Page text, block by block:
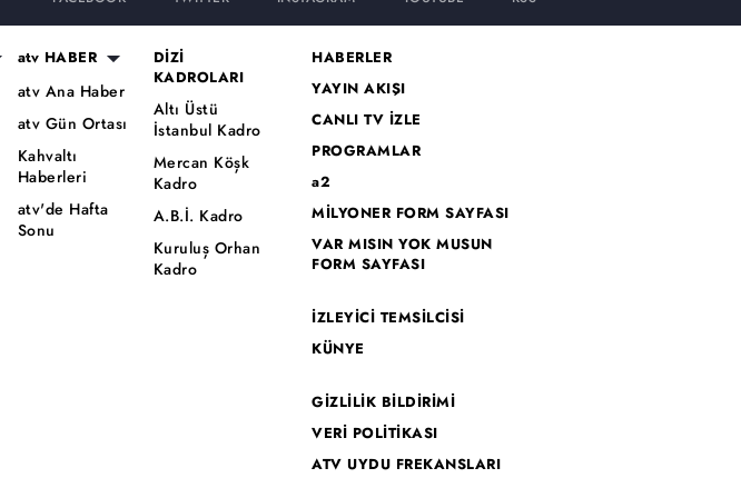
atv HABER
atv Ana Haber
atv Gün Ortası
Kahvaltı
Haberleri
atv'de Hafta
Sonu
DİZİ
KADROLARI
Altı Üstü
İstanbul Kadro
Mercan Köşk
Kadro
A.B.İ. Kadro
Kuruluş Orhan
Kadro
HABERLER
YAYIN AKIŞI
CANLI TV İZLE
PROGRAMLAR
a2
MİLYONER FORM SAYFASI
VAR MISIN YOK MUSUN
FORM SAYFASI
İZLEYİCİ TEMSİLCİSİ
KÜNYE
GİZLİLİK BİLDİRİMİ
VERİ POLİTİKASI
ATV UYDU FREKANSLARI